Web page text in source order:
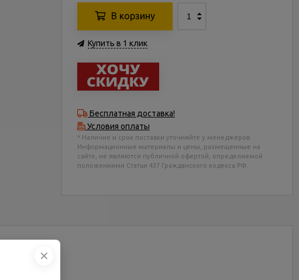
В корзину
Купить в 1 клик
Бесплатная доставка!
Условия оплаты
* Наличие и срок поставки уточняйте у менеджеров.
Информационные материалы и цены, размещенные на
сайте, не являются публичной офертой, определяемой
положениями Статьи 437 Гражданского кодекса РФ.
✕